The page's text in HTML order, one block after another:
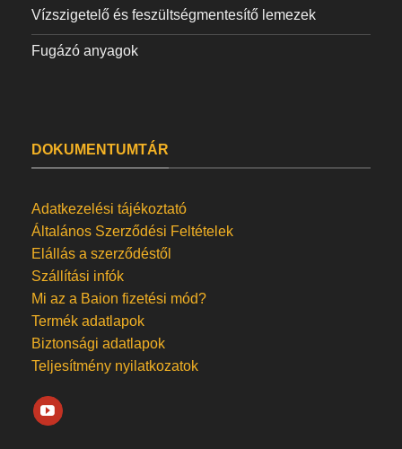
Vízszigetelő és feszültségmentesítő lemezek
Fugázó anyagok
DOKUMENTUMTÁR
Adatkezelési tájékoztató
Általános Szerződési Feltételek
Elállás a szerződéstől
Szállítási infók
Mi az a Baion fizetési mód?
Termék adatlapok
Biztonsági adatlapok
Teljesítmény nyilatkozatok